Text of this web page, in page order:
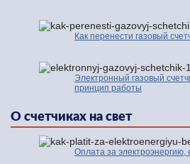
Как перенести газовый
Электронный газовый
принцип работы
О счетчиках на свет
Оплата за электроэнергию,